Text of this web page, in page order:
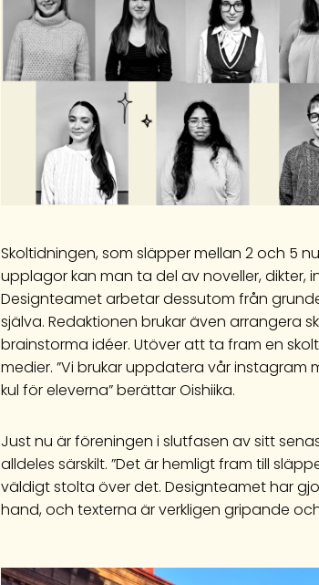
Skoltidningen, som släpper mellan 2 och 5
upplagor kan man ta del av noveller, dikter,
Designteamet arbetar dessutom från
själva. Redaktionen brukar även arrangera
brainstorma idéer. Utöver att ta fram en
medier. ”Vi brukar uppdatera vår
kul för eleverna” berättar Oishiika.
Just nu är föreningen i slutfasen av sitt
alldeles särskilt. ”Det är hemligt fram till
väldigt stolta över det. Designteamet har
hand, och texterna är verkligen gripande